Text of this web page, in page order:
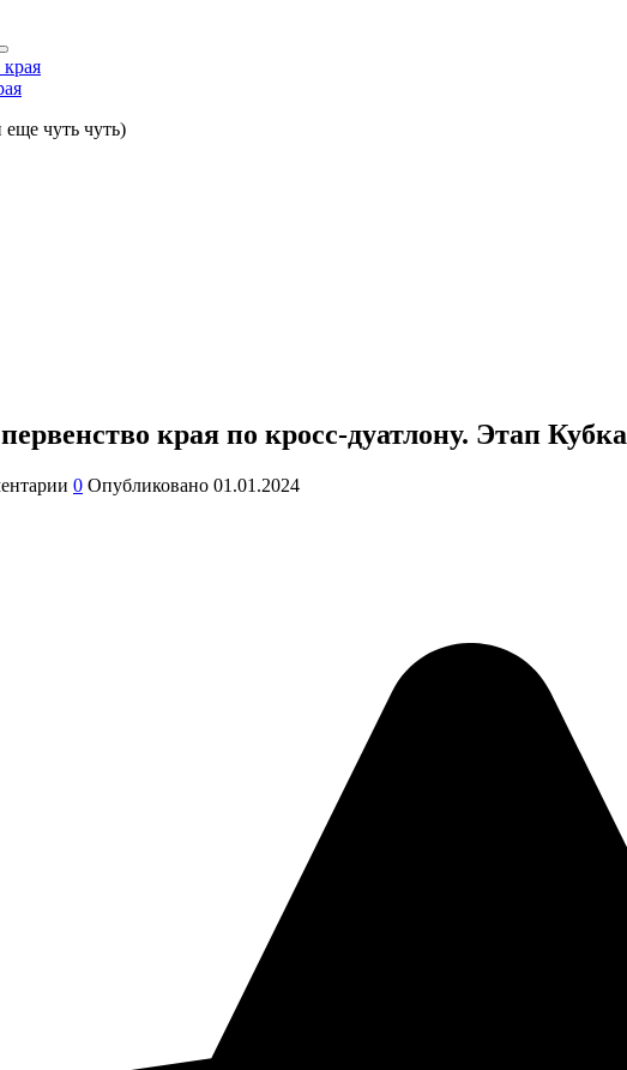
чуть чуть)
края по кросс-дуатлону. Этап
0 Опубликовано 01.01.2024